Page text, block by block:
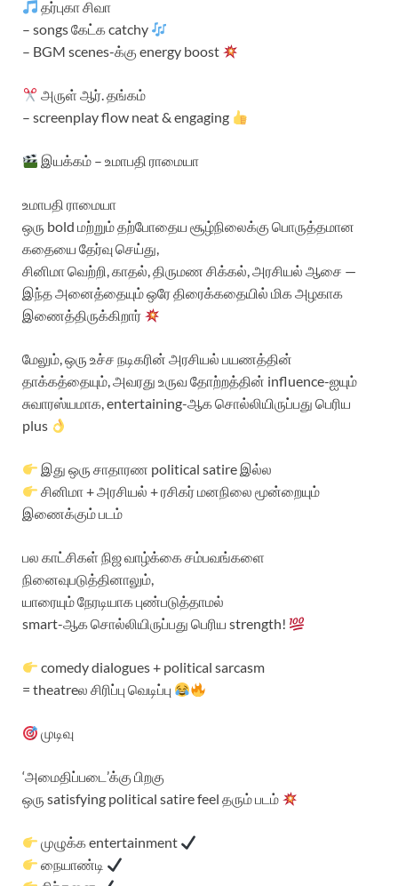
தர்புகா சிவா
– songs கேட்க catchy
– BGM scenes-க்கு energy boost
அருள் ஆர். தங்கம்
– screenplay flow neat & engaging
இயக்கம் – உமாபதி ராமையா
உமாபதி ராமையா
ஒரு bold மற்றும் தற்போதைய சூழ்நிலைக்கு பொருத்தமான
கதையை தேர்வு செய்து,
சினிமா வெற்றி, காதல், திருமண சிக்கல், அரசியல் ஆசை —
இந்த அனைத்தையும் ஒரே திரைக்கதையில் மிக அழகாக
இணைத்திருக்கிறார்
மேலும், ஒரு உச்ச நடிகரின் அரசியல் பயணத்தின்
தாக்கத்தையும், அவரது உருவ தோற்றத்தின் influence-ஐயும்
சுவாரஸ்யமாக, entertaining-ஆக சொல்லியிருப்பது பெரிய
plus
இது ஒரு சாதாரண political satire இல்ல
சினிமா + அரசியல் + ரசிகர் மனநிலை மூன்றையும்
இணைக்கும் படம்
பல காட்சிகள் நிஜ வாழ்க்கை சம்பவங்களை
நினைவுபடுத்தினாலும்,
யாரையும் நேரடியாக புண்படுத்தாமல்
smart-ஆக சொல்லியிருப்பது பெரிய strength!
comedy dialogues + political sarcasm
= theatreல சிரிப்பு வெடிப்பு
முடிவு
‘அமைதிப்படை’க்கு பிறகு
ஒரு satisfying political satire feel தரும் படம்
முழுக்க entertainment
நையாண்டி